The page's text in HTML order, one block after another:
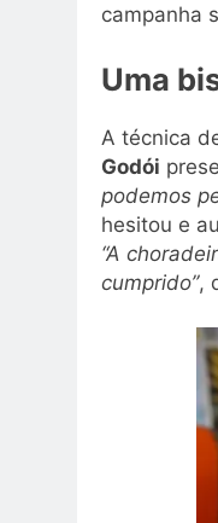
campanha
Uma
A técnica
Godói
podemos
hesitou e
“A
cumprido”,